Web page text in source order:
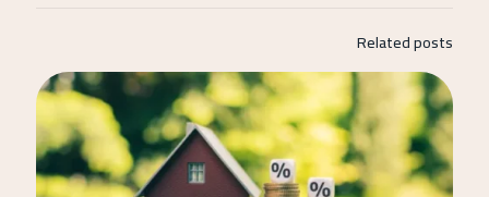
Related posts